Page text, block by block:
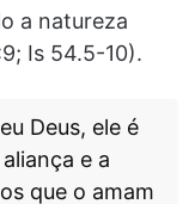
a natureza
Is 54.5-10).
Deus, ele é
e a
que o amam